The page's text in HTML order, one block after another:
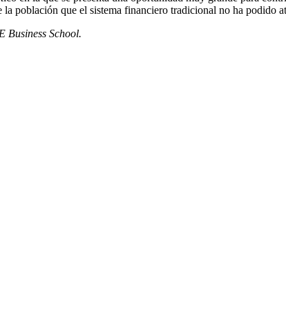
población que el sistema financiero tradicional no ha podido
Business School.